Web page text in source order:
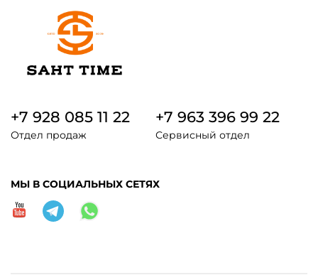
+7 928 085 11 22
Отдел продаж
+7 963 396 99 22
Сервисный отдел
МЫ В СОЦИАЛЬНЫХ СЕТЯХ